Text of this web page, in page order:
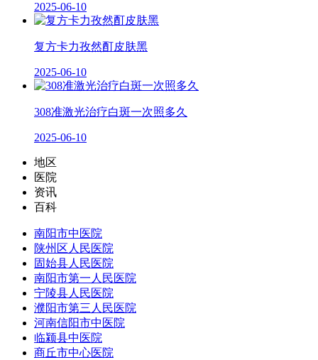
2025-06-10
复方卡力孜然酊皮肤黑
2025-06-10
308准激光治疗白斑一次照多久
2025-06-10
地区
医院
资讯
百科
南阳市中医院
陕州区人民医院
固始县人民医院
南阳市第一人民医院
宁陵县人民医院
濮阳市第三人民医院
河南信阳市中医院
临颍县中医院
商丘市中心医院